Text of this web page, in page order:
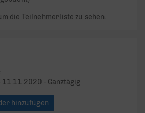
die Teilnehmerliste zu sehen.
- Ganztägig
hinzufügen